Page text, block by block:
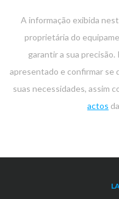
A informação exibida
proprietária do
garantir a sua
apresentado e confirmar se
suas necessidades, assim
actos